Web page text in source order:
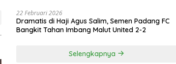
22 Februari 2026
Dramatis di Haji Agus Salim, Semen Padang FC
Bangkit Tahan Imbang Malut United 2-2
Selengkapnya